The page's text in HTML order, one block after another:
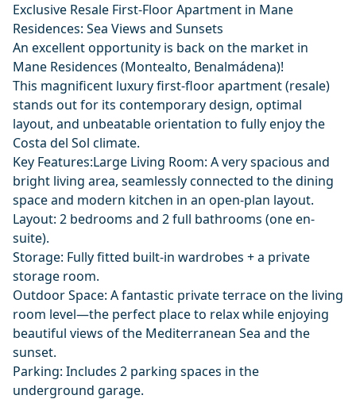
Exclusive Resale First-Floor Apartment in Mane
Residences: Sea Views and Sunsets
An excellent opportunity is back on the market in
Mane Residences (Montealto, Benalmádena)!
This magnificent luxury first-floor apartment (resale)
stands out for its contemporary design, optimal
layout, and unbeatable orientation to fully enjoy the
Costa del Sol climate.
Key Features:Large Living Room: A very spacious and
bright living area, seamlessly connected to the dining
space and modern kitchen in an open-plan layout.
Layout: 2 bedrooms and 2 full bathrooms (one en-
suite).
Storage: Fully fitted built-in wardrobes + a private
storage room.
Outdoor Space: A fantastic private terrace on the living
room level—the perfect place to relax while enjoying
beautiful views of the Mediterranean Sea and the
sunset.
Parking: Includes 2 parking spaces in the
underground garage.